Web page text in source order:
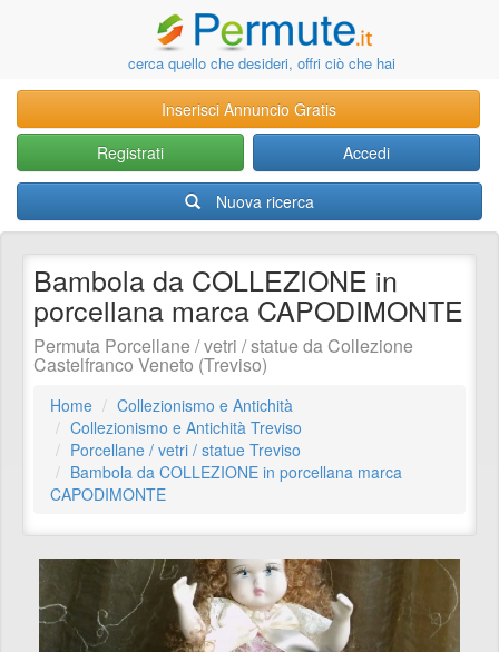
cerca quello che desideri, offri ciò che hai
Inserisci Annuncio Gratis
Registrati
Accedi
Nuova ricerca
Bambola da COLLEZIONE in
porcellana marca CAPODIMONTE
Permuta Porcellane / vetri / statue da Collezione
Castelfranco Veneto (Treviso)
Home
Collezionismo e Antichità
Collezionismo e Antichità Treviso
Porcellane / vetri / statue Treviso
Bambola da COLLEZIONE in porcellana marca
CAPODIMONTE